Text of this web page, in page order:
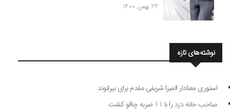
22 بهمن, 1400
نوشته‌های تازه
استوری معنادار المیرا شریفی مقدم برای بیرانوند
صاحب خانه دزد را با 11 ضربه چاقو کشت